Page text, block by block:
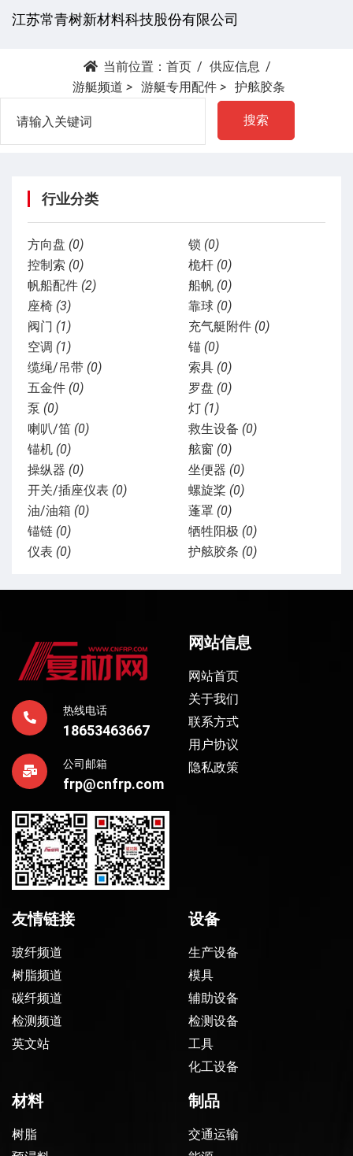
江苏常青树新材料科技股份有限公司
当前位置： 首页
供应信息
游艇频道 > 游艇专用配件 > 护舷胶条
搜索
行业分类
方向盘 (0) 锁 (0)
控制索 (0) 桅杆 (0)
帆船配件 (2) 船帆 (0)
座椅 (3) 靠球 (0)
阀门 (1) 充气艇附件 (0)
空调 (1) 锚 (0)
缆绳/吊带 (0) 索具 (0)
五金件 (0) 罗盘 (0)
泵 (0) 灯 (1)
喇叭/笛 (0) 救生设备 (0)
锚机 (0) 舷窗 (0)
操纵器 (0) 坐便器 (0)
开关/插座仪表 (0) 螺旋桨 (0)
油/油箱 (0) 蓬罩 (0)
锚链 (0) 牺牲阳极 (0)
仪表 (0) 护舷胶条 (0)
热线电话
18653463667
公司邮箱
frp@cnfrp.com
网站信息
网站首页
关于我们
联系方式
用户协议
隐私政策
友情链接
玻纤频道
树脂频道
碳纤频道
检测频道
英文站
设备
生产设备
模具
辅助设备
检测设备
工具
化工设备
材料
树脂
制品
交通运输